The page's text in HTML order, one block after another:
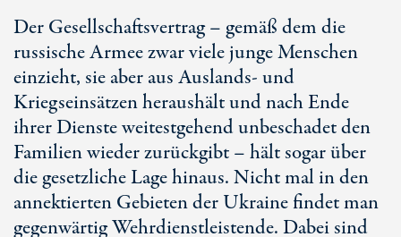
Der Gesellschaftsvertrag – gemäß dem die
russische Armee zwar viele junge Menschen
einzieht, sie aber aus Auslands- und
Kriegseinsätzen heraushält und nach Ende
ihrer Dienste weitestgehend unbeschadet den
Familien wieder zurückgibt – hält sogar über
die gesetzliche Lage hinaus. Nicht mal in den
annektierten Gebieten der Ukraine findet man
gegenwärtig Wehrdienstleistende. Dabei sind